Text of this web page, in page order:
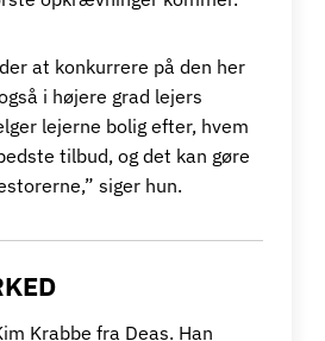
at konkurrere på den her
i højere grad lejers
lejerne bolig efter, hvem
tilbud, og det kan gøre
siger hun.
Krabbe fra Deas. Han